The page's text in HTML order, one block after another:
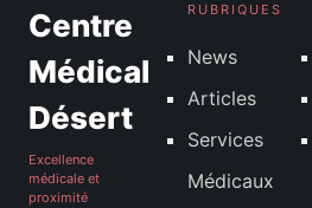
Centre
Médical
Désert
Excellence
médicale et
proximité
RUBRIQUES
News
Articles
Services
Médicaux